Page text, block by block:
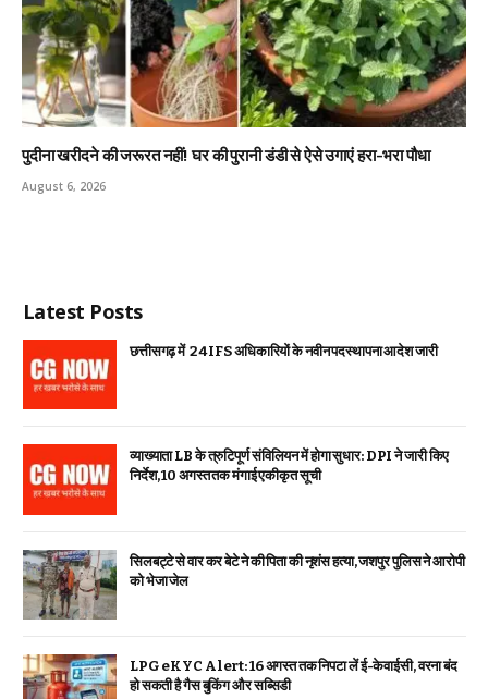
पुदीना खरीदने की जरूरत नहीं! घर की पुरानी डंडी से ऐसे उगाएं हरा-भरा पौधा
August 6, 2026
Latest Posts
छत्तीसगढ़ में 24 IFS अधिकारियों के नवीन पदस्थापना आदेश जारी
व्याख्याता LB के त्रुटिपूर्ण संविलियन में होगा सुधार: DPI ने जारी किए
निर्देश, 10 अगस्त तक मंगाई एकीकृत सूची
सिलबट्टे से वार कर बेटे ने की पिता की नृशंस हत्या, जशपुर पुलिस ने आरोपी
को भेजा जेल
LPG eKYC Alert: 16 अगस्त तक निपटा लें ई-केवाईसी, वरना बंद
हो सकती है गैस बुकिंग और सब्सिडी